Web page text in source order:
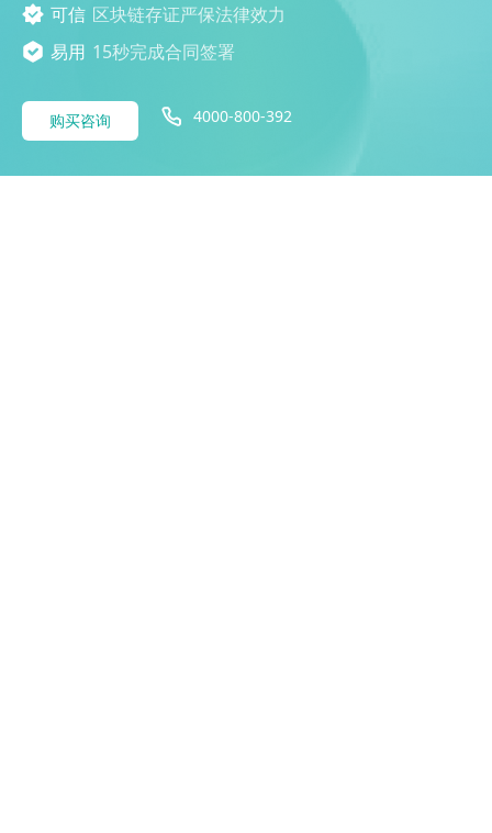
可信 区块链存证严保法律效力
易用 15秒完成合同签署
购买咨询 4000-800-392